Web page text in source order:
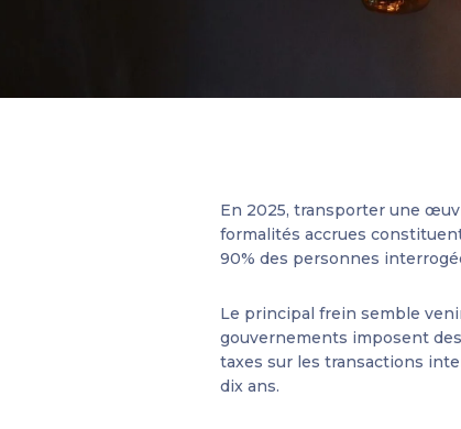
En 2025, transporter une
formalités accrues
90% des personnes
Le principal frein semble
gouvernements imposent
taxes sur les transactions
dix ans.